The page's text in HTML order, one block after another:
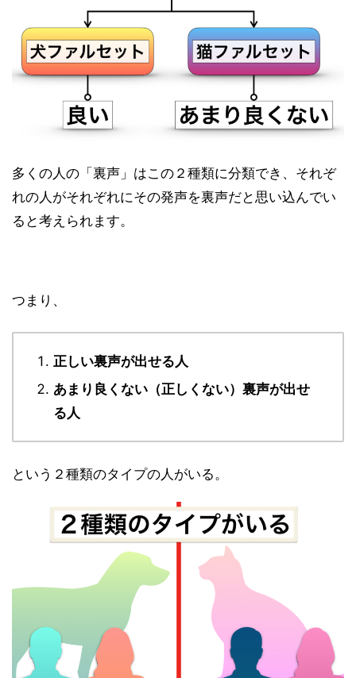
多くの人の「裏声」はこの２種類に分類でき、それぞ
れの人がそれぞれにその発声を裏声だと思い込んでい
ると考えられます。
つまり、
正しい裏声が出せる人
あまり良くない（正しくない）裏声が出せ
る人
という２種類のタイプの人がいる。